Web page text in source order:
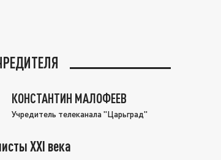
КОНСТАНТИН МАЛОФЕЕВ
Учредитель телеканала "Царьград"
XXI века